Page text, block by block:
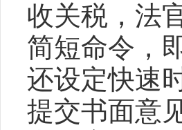
收关税，法
简短命令，
还设定快速
提交书面意